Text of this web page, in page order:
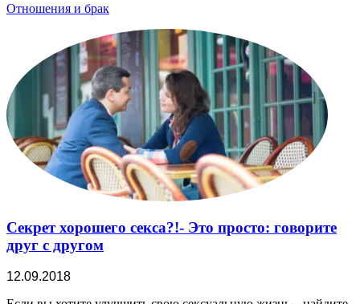
Отношения и брак
Секрет хорошего секса?!- Это просто: говорите
друг с другом
12.09.2018